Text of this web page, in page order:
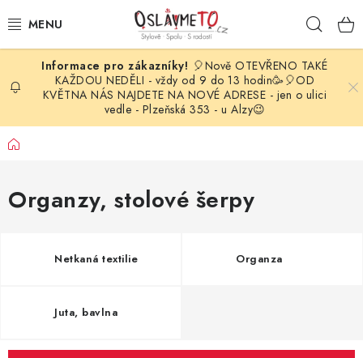
na
OSLAVA NAROZENIN
STYLOVÁ PARTY
SVATEBNÍ DOPLŇKY
🎈Nově OTEVŘENO TAKÉ
KAŽDOU NEDĚLI - vždy od 9 do 13 hodin🥳🎈OD
KVĚTNA NÁS NAJDETE NA NOVÉ ADRESE - jen o ulici
vedle - Plzeňská 353 - u Alzy😉
Domů
Organzy, stolové šerpy
Netkaná textilie Organza
Juta, bavlna